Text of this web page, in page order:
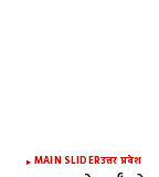
MAIN SLIDERउत्तर प्रदेश